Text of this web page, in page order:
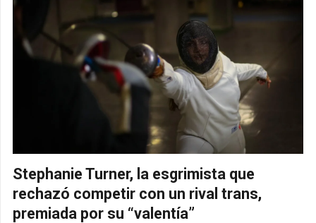
Stephanie Turner, la esgrimista que
rechazó competir con un rival trans,
premiada por su “valentía”